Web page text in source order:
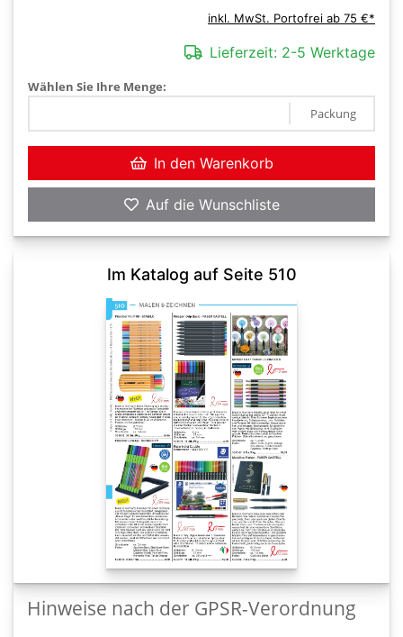
inkl. MwSt. Portofrei ab 75 €*
Lieferzeit: 2-5 Werktage
Wählen Sie Ihre Menge:
Packung
In den Warenkorb
Auf die Wunschliste
Im Katalog auf Seite 510
Hinweise nach der GPSR-Verordnung